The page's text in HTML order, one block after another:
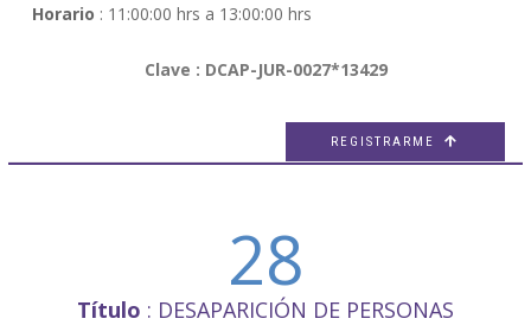
Horario : 11:00:00 hrs a 13:00:00 hrs
Clave : DCAP-JUR-0027*13429
REGISTRARME 
28
Título : DESAPARICIÓN DE PERSONAS